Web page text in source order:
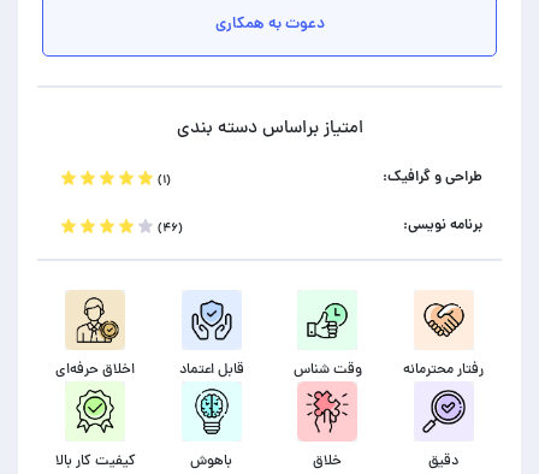
دعوت به همکاری
امتیاز براساس دسته بندی
طراحی و گرافیک: (۱)
برنامه نویسی: (۴۶)
رفتار محترمانه وقت شناس قابل اعتماد اخلاق حرفه‌ای
دقیق خلاق باهوش کیفیت کار بالا